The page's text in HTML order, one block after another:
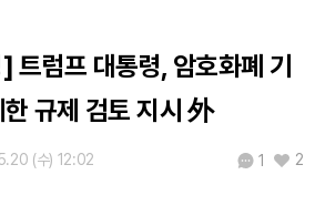
₩460.7 (+0.14%)
₩76,535
트럼프 대통령, 암호화폐 기
규제 검토 지시 外
(수) 12:02 1 2